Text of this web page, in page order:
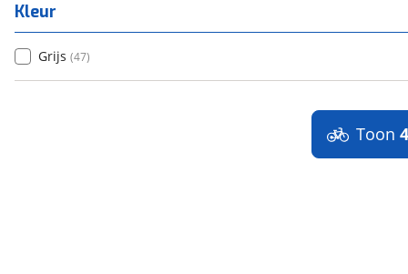
Kleur
Grijs (47)
Toon